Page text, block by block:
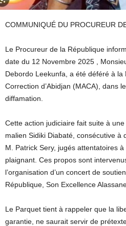
COMMUNIQUÉ DU PROCUREUR
Le Procureur de la République
date du 12 Novembre 2025 ,
Debordo Leekunfa, a été déféré à la
Correction d’Abidjan (MACA), dans
diffamation.
Cette action judiciaire fait suite à
malien Sidiki Diabaté, consécutive à
M. Patrick Sery, jugés attentatoires
plaignant. Ces propos sont
l’organisation d’un concert de
République, Son Excellence
Le Parquet tient à rappeler que la
garantie, ne saurait servir de